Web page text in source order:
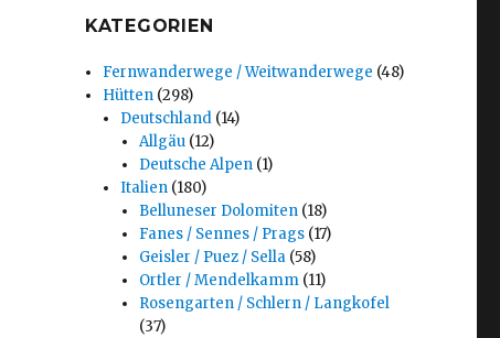
KATEGORIEN
Fernwanderwege / Weitwanderwege (48)
Hütten (298)
Deutschland (14)
Allgäu(12)
Deutsche Alpen(1)
Italien (180)
Belluneser Dolomiten(18)
Fanes / Sennes / Prags(17)
Geisler / Puez / Sella(58)
Ortler / Mendelkamm(11)
Rosengarten / Schlern / Langkofel
(37)